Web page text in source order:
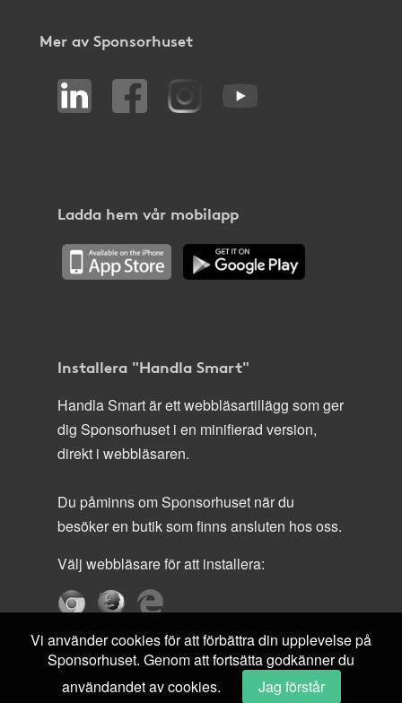
Mer av Sponsorhuset
Ladda hem vår mobilapp
Installera "Handla Smart"
Handla Smart är ett webbläsartillägg som ger
dig Sponsorhuset i en minifierad version,
direkt i webbläsaren.
Du påminns om Sponsorhuset när du
besöker en butik som finns ansluten hos oss.
Välj webbläsare för att installera:
Vi använder cookies för att förbättra din upplevelse på
Sponsorhuset. Genom att fortsätta godkänner du
användandet av cookies.
Jag förstår